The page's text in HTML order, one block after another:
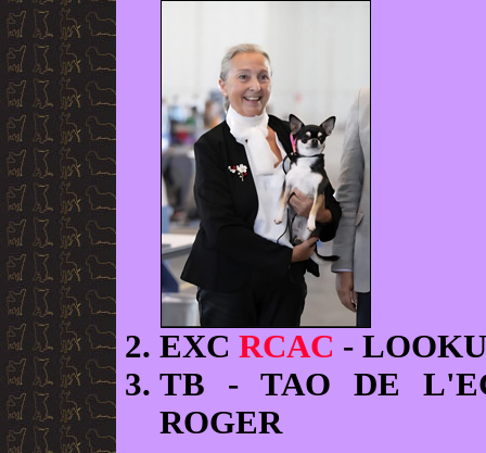
EXCRCAC -
TB - TAO DE
ROGER